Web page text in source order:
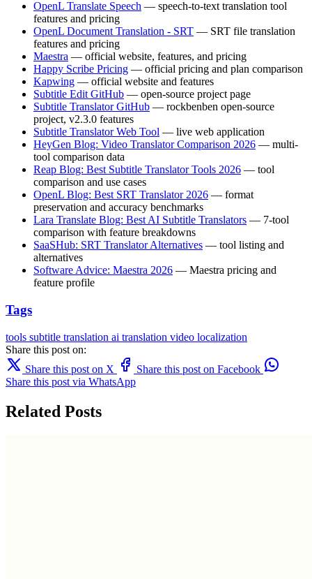
OpenL Translate Speech — speech-to-text translation tool
features and pricing
OpenL Document Translation - SRT — SRT file translation
features and pricing
Maestra — official website, features, and pricing
Happy Scribe Pricing — official pricing and plan comparison
Kapwing — official website and features
Subtitle Edit GitHub — open-source project page
Subtitle Translator GitHub — rockbenben open-source
project, v2.3.0 features
Subtitle Translator Web Tool — live web application
HeyGen Blog: Video Translator Comparison 2026 — multi-
tool comparison data
Reap Blog: Best Subtitle Translator Tools 2026 — tool
comparison and use cases
OpenL Blog: Best SRT Translator 2026 — format
preservation and accuracy benchmarks
Lara Translate Blog: Best AI Subtitle Translators — 7-tool
comparison with feature breakdowns
SaaSHub: SRT Translator Alternatives — tool listing and
alternatives
Software Advice: Maestra 2026 — Maestra pricing and
feature profile
Tags
tools subtitle translation ai translation video localization
Share this post on:
Share this post on X
Share this post on Facebook
Share this post via WhatsApp
Related Posts